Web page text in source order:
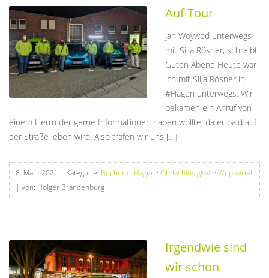
Auf Tour
Jan Woywod unterwegs
mit Silja Rösner, schreibt
Guten Abend Heute war
ich mit Silja Rösner in
#Hagen unterwegs. Wir
bekamen ein Anruf von
einem Herrn der gerne Informationen haben wollte, da er bald auf
der Straße leben wird. Also trafen wir uns […]
8. März 2021 | Kategorie: Bochum · Hagen · Obdachlosigkeit · Wuppertal
| von: Holger Brandenburg
Irgendwie sind
wir schon